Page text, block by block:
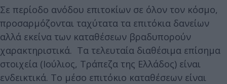
Σε περίοδο ανόδου επιτοκίων σε όλον τον κόσμο,
προσαρμόζονται ταχύτατα τα επιτόκια δανείων
αλλά εκείνα των καταθέσεων βραδυπορούν
χαρακτηριστικά. Τα τελευταία διαθέσιμα επίσημα
στοιχεία (Ιούλιος, Τράπεζα της Ελλάδος) είναι
ενδεικτικά. Το μέσο επιτόκιο καταθέσεων είναι